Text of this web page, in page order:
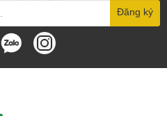
Đăng ký